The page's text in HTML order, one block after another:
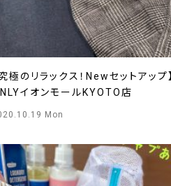
究極のリラックス！Newセットアップ】
イオンモールKYOTO店
Mon